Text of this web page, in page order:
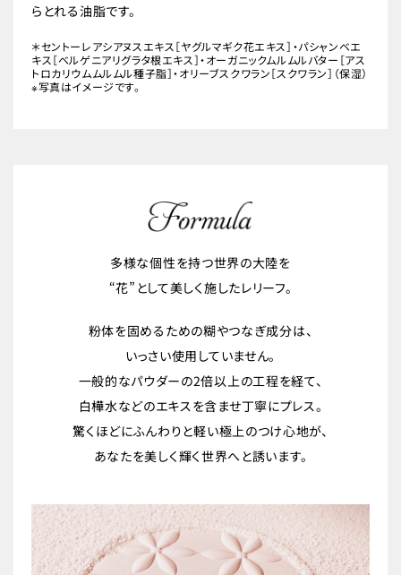
らとれる油脂です。
＊セントーレアシアヌスエキス［ヤグルマギク花エキス］・パシャンベエ
キス［ベルゲニアリグラタ根エキス］・オーガニックムルムルバター［アス
トロカリウムムルムル種子脂］・オリーブスクワラン［スクワラン］（保湿）
※写真はイメージです。
多様な個性を持つ世界の大陸を
“花”として美しく施したレリーフ。
粉体を固めるための糊やつなぎ成分は、
いっさい使用していません。
一般的なパウダーの2倍以上の工程を経て、
白樺水などのエキスを含ませ丁寧にプレス。
驚くほどにふんわりと軽い極上のつけ心地が、
あなたを美しく輝く世界へと誘います。